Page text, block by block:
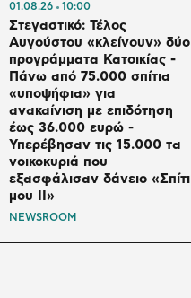
01.08.26 10:00
Στεγαστικό: Τέλος
Αυγούστου «κλείνουν» δύο
προγράμματα Κατοικίας -
Πάνω από 75.000 σπίτια
«υποψήφια» για
ανακαίνιση με επιδότηση
έως 36.000 ευρώ -
Υπερέβησαν τις 15.000 τα
νοικοκυριά που
εξασφάλισαν δάνειο «Σπίτι
μου ΙΙ»
NEWSROOM